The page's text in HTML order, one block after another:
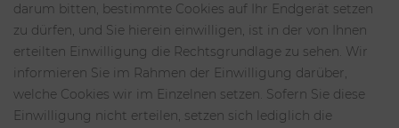
darum bitten, bestimmte Cookies auf Ihr Endgerät setzen
zu dürfen, und Sie hierein einwilligen, ist in der von Ihnen
erteilten Einwilligung die Rechtsgrundlage zu sehen. Wir
informieren Sie im Rahmen der Einwilligung darüber,
welche Cookies wir im Einzelnen setzen. Sofern Sie diese
Einwilligung nicht erteilen, setzen sich lediglich die